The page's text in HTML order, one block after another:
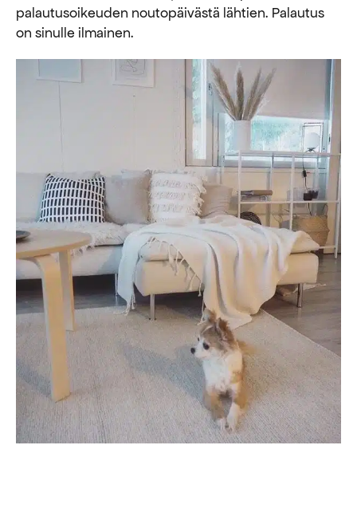
palautusoikeuden noutopäivästä lähtien. Palautus
on sinulle ilmainen.